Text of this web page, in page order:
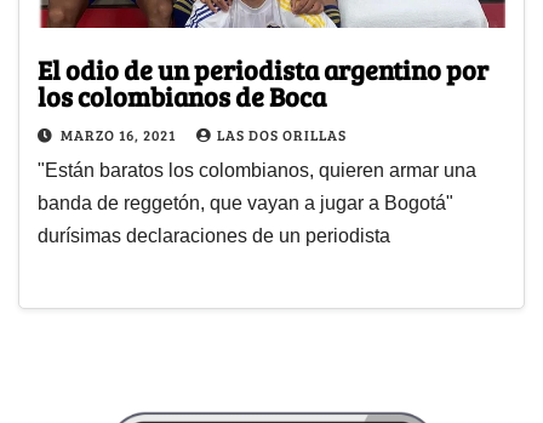
El odio de un periodista argentino por
los colombianos de Boca
MARZO 16, 2021 LAS DOS ORILLAS
"Están baratos los colombianos, quieren armar una
banda de reggetón, que vayan a jugar a Bogotá"
durísimas declaraciones de un periodista